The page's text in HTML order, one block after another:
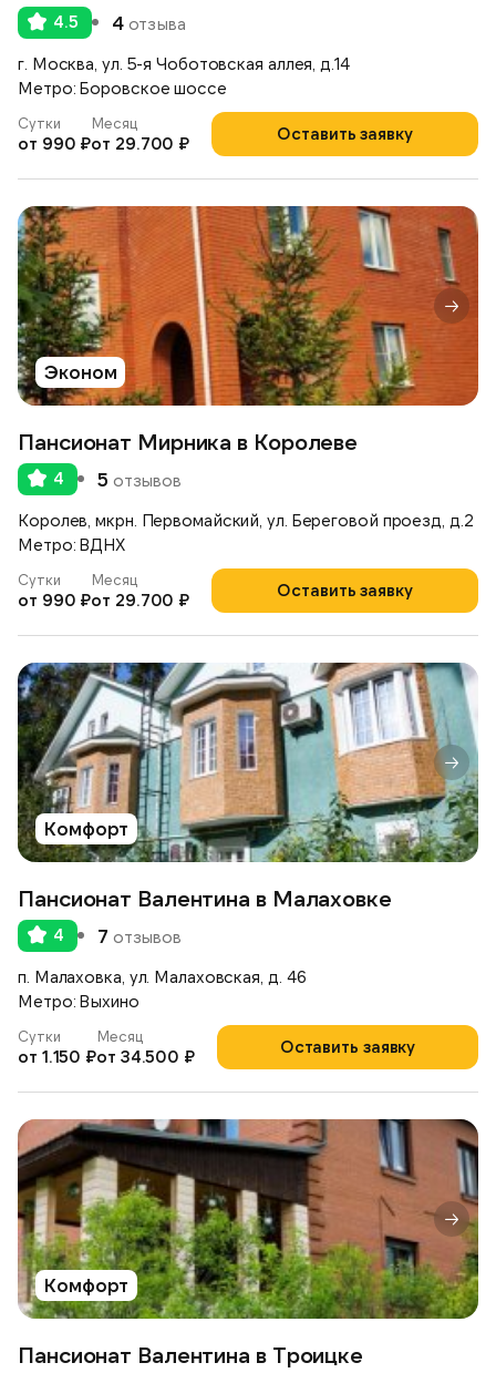
4.5 4отзыва
г. Москва, ул. 5-я Чоботовская аллея, д.14
Метро: Боровское шоссе
Оставить заявку
Сутки
от 990 ₽
Месяц
от 29.700 ₽
Эконом
Пансионат Мирника в Королеве
4 5 отзывов
Королев, мкрн. Первомайский, ул. Береговой проезд, д.2
Метро: ВДНХ
Оставить заявку
Сутки
от 990 ₽
Месяц
от 29.700 ₽
Комфорт
Пансионат Валентина в Малаховке
4 7 отзывов
п. Малаховка, ул. Малаховская, д. 46
Метро: Выхино
Оставить заявку
Сутки
от 1.150 ₽
Месяц
от 34.500 ₽
Комфорт
Пансионат Валентина в Троицке